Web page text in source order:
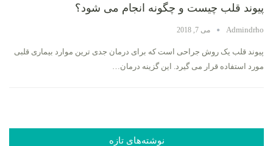
پیوند قلب چیست و چگونه انجام می شود؟
Admindrho می 7, 2018
پیوند قلب یک روش جراحی است که برای درمان جدی ترین موارد بیماری قلبی
مورد استفاده قرار می گیرد. این گزینه درمان…
نوشته‌های تازه